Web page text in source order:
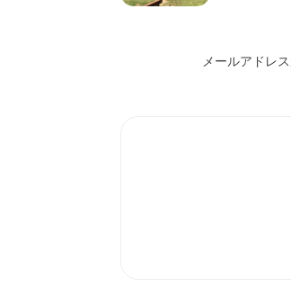
メールアドレ